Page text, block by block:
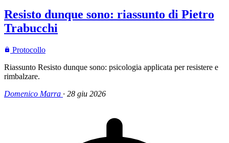
Resisto dunque sono: riassunto di Pietro
Trabucchi
Protocollo
Riassunto Resisto dunque sono: psicologia applicata per resistere e
rimbalzare.
Domenico Marra · 28 giu 2026